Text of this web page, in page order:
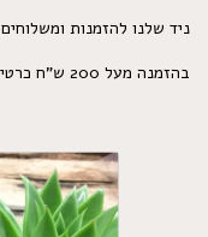
ניד שלנו להזמנות ומשלוחים
בהזמנה מעל 200 ש"ח כרטיס ברכה+משלוח חינם(לא כולל חגים)